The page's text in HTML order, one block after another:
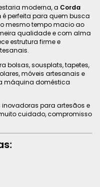
moderna, a Corda
é perfeita para quem busca
mesmo tempo macio ao
qualidade e com alma
estrutura firme e
bolsas, sousplats, tapetes,
móveis artesanais e
máquina doméstica
inovadoras para artesãos e
cuidado, compromisso